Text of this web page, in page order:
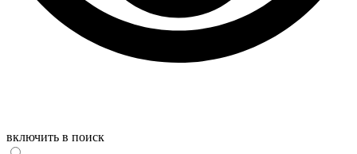
включить в поиск